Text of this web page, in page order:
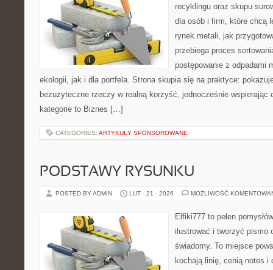
recyklingu oraz skupu
dla osób i firm, które chcą
rynek metali, jak
przebiega proces
postępowanie z odpadami
ekologii, jak i dla portfela. Strona skupia się na praktyce:
bezużyteczne rzeczy w realną korzyść, jednocześnie wspierając
kategorie to Biznes […]
CATEGORIES: ARTYKUŁY SPONSOROWANE
PODSTAWY RYSUNKU
POSTED BY ADMIN LUT - 21 - 2026 MOŻLIWOŚĆ
Elfiki777 to pełen
ilustrować i tworzyć pismo
świadomy. To miejsce
kochają linię, cenią notes i